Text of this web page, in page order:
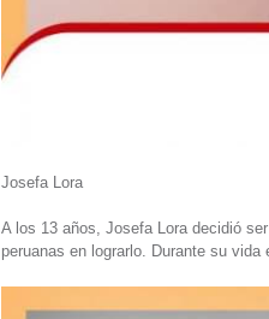
Josefa Lora
A los 13 años, Josefa Lora decidió
peruanas en lograrlo. Durante su